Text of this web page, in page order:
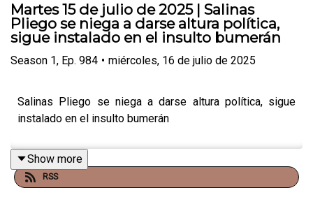
Martes 15 de julio de 2025 | Salinas
Pliego se niega a darse altura política,
sigue instalado en el insulto bumerán
Season 1, Ep. 984 • miércoles, 16 de julio de 2025
Salinas Pliego se niega a darse altura política, sigue
instalado en el insulto bumerán
Show more
RSS